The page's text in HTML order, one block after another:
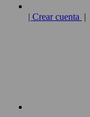
| Crear cuenta |